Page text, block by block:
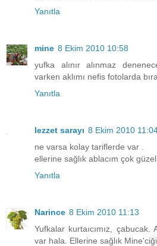
Yanıtla
mine 8 Ekim 2010 10:58
yufka alınır alınmaz
varken aklımı nefis fotolarda
Yanıtla
lezzet sarayı 8 Ekim 2010
ne varsa kolay tariflerde var .
ellerine sağlık ablacım çok
Yanıtla
Narince 8 Ekim 2010 11:13
Yufkalar kurtaıcımız,
var hala. Ellerine sağlık